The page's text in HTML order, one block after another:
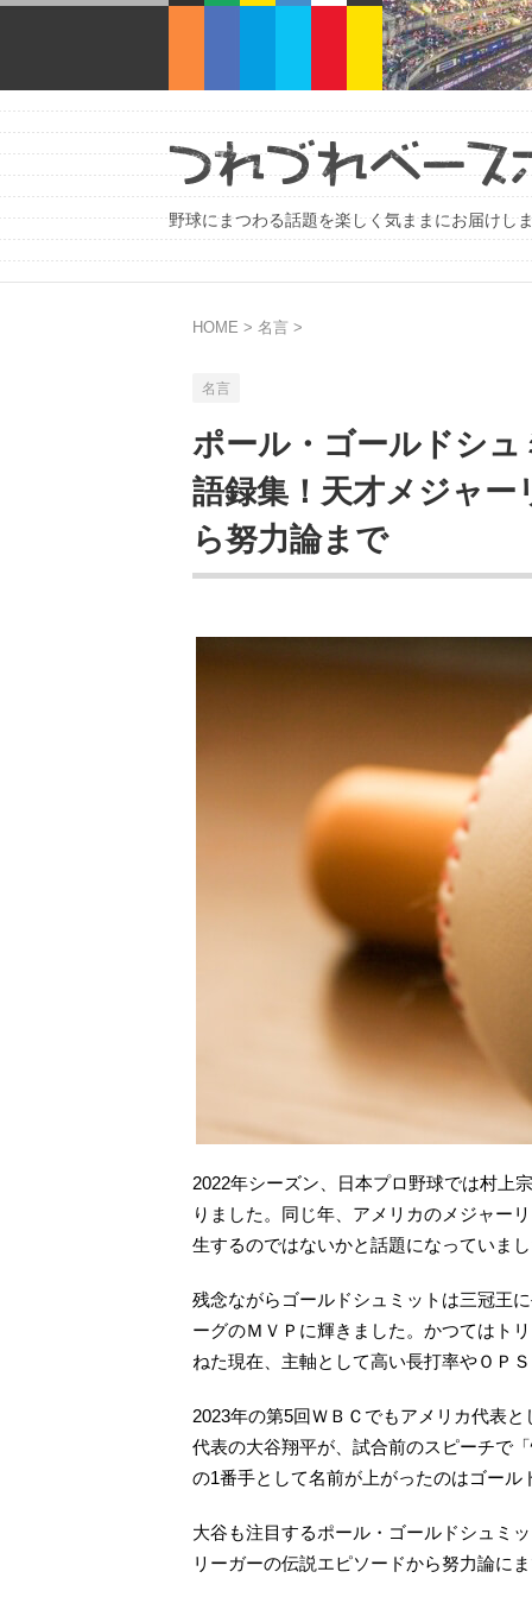
野球にまつわる話題を楽しく気ままにお届けし
HOME > 名言 >
名言
ポール・ゴールドシ
語録集！天才メジャ
ら努力論まで
2022年シーズン、日本プロ野球では村上
りました。同じ年、アメリカのメジャー
生するのではないかと話題になっていま
残念ながらゴールドシュミットは三冠王
ーグのＭＶＰに輝きました。かつてはト
ねた現在、主軸として高い長打率やＯＰ
2023年の第5回ＷＢＣでもアメリカ代表
代表の大谷翔平が、試合前のスピーチで
の1番手として名前が上がったのはゴール
大谷も注目するポール・ゴールドシュミ
リーガーの伝説エピソードから努力論に